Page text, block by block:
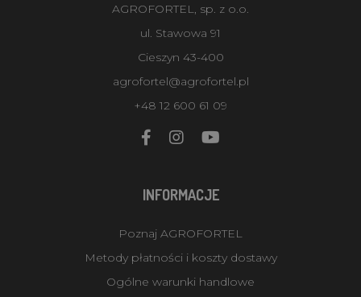
AGROFORTEL, sp. z o.o.
ul. Stawowa 91
Cieszyn 43-400
agrofortel@agrofortel.pl
+48 12 600 61 09
INFORMACJE
Poznaj AGROFORTEL
Metody płatności i koszty dostawy
Ogólne warunki handlowe